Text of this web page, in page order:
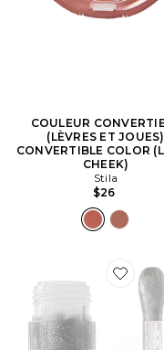
COULEUR
(LÈVRES ET JOUES)
CONVERTIBLE COLOR
CHEEK)
Stila
$26
Favorite